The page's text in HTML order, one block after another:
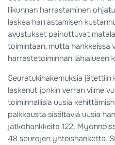
liikunnan harrastaminen
laskea harrastamisen
avustukset painottuvat
toimintaan, mutta hankkeissa
harrastetoiminnan lähialueen
Seuratukihakemuksia
laskenut jonkin verran viime
toiminnallisia uusia
palkkausta sisältäviä uusia
jatkohankkeita 122.
48 seurojen yhteishanketta.